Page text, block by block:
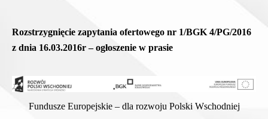
Rozstrzygnięcie zapytania ofertowego nr 1/BGK 4/PG/2016
z dnia 16.03.2016r – ogłoszenie w prasie
Fundusze Europejskie – dla rozwoju Polski Wschodniej